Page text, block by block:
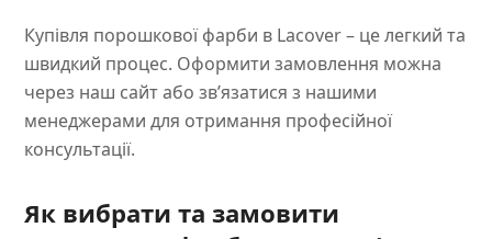
Купівля порошкової фарби в Lacover – це легкий та
швидкий процес. Оформити замовлення можна
через наш сайт або зв’язатися з нашими
менеджерами для отримання професійної
консультації.
Як вибрати та замовити